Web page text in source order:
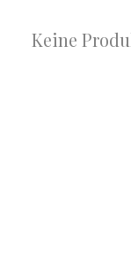
Keine